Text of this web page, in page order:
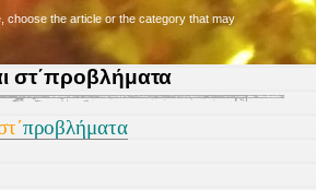
choose the article or the category that may
στ΄προβλήματα
προβλήματα